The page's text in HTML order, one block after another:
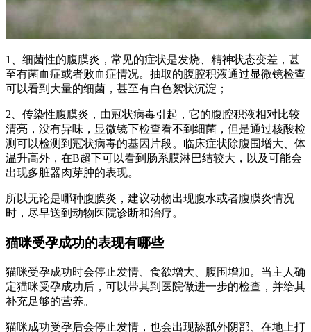
1、细菌性的腹膜炎，常见的症状是发烧、精神状态变差，甚
至有菌血症或者败血症情况。抽取的腹腔积液通过显微镜检查
可以看到大量的细菌，甚至有白色絮状沉淀；
2、传染性腹膜炎，由冠状病毒引起，它的腹腔积液相对比较
清亮，没有异味，显微镜下检查看不到细菌，但是通过核酸检
测可以检测到冠状病毒的基因片段。临床症状除腹围增大、体
温升高外，在B超下可以看到肠系膜淋巴结较大，以及可能会
出现多脏器肉芽肿的表现。
所以无论是哪种腹膜炎，建议动物出现腹水或者腹膜炎情况
时，尽早送到动物医院诊断和治疗。
猫咪受孕成功的表现有哪些
猫咪受孕成功时会停止发情、食欲增大、腹围增加。当主人确
定猫咪受孕成功后，可以带其到医院做进一步的检查，并给其
补充足够的营养。
猫咪成功受孕后会停止发情，也会出现舔舐外阴部、在地上打